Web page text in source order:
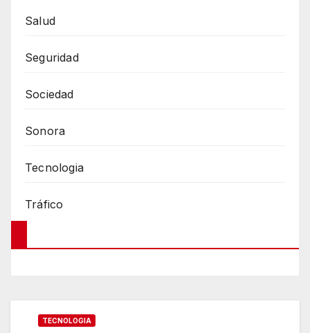
Salud
Seguridad
Sociedad
Sonora
Tecnologia
Tráfico
TECNOLOGIA